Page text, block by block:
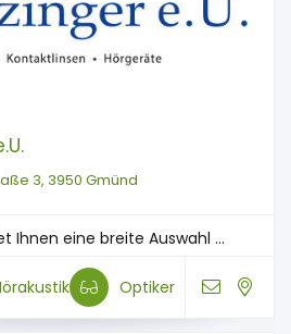
3, 3950 Gmünd
Ihnen eine breite Auswahl ...
Optiker